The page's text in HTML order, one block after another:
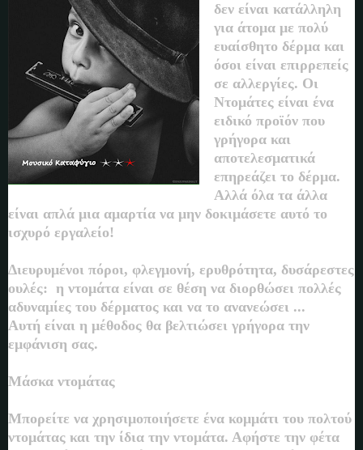
δεν είναι κατάλληλη
για άτομα με πολύ
ευαίσθητο δέρμα και
όσοι είναι επιρρεπείς
σε αλλεργίες. Οι
Ντομάτες είναι ένα
ειδικό προϊόν που
γρήγορα και
αποτελεσματικά
επηρεάζει το δέρμα.
Αλλά όλα τα άλλα
είναι απλά μια αμαρτία να μην δοκιμάσετε αυτό το
ισχυρό εργαλείο!
Διευρυμένοι πόροι, φλεγμονή, ερυθρότητα, δυσάρεστες
ουλές: η ντομάτα είναι σε θέση να διορθώσει πολλές
αδυναμίες του δέρματος και να το ανανεώσει ...
Αυτή είναι η μέθοδος θα βελτιώσει γρήγορα την
εμφάνιση σας.
Μάσκα ντομάτας
Μπορείτε να χρησιμοποιήσετε ένα κομμάτι του πολτού
ντομάτας και την ίδια την ντομάτα. Αφήστε την φέτα